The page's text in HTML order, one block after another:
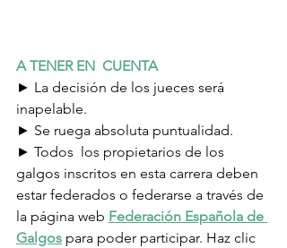
A TENER EN  CUENTA
► La decisión de los jueces será
inapelable.
► Se ruega absoluta puntualidad.
► Todos  los propietarios de los
galgos inscritos en esta carrera deben
estar federados o federarse a través de
la página web Federación Española de
Galgos para poder participar. Haz clic